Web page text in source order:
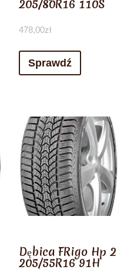
205/80R16 110S
478,00zł
Sprawdź
Dębica FRigo Hp 2
205/55R16 91H